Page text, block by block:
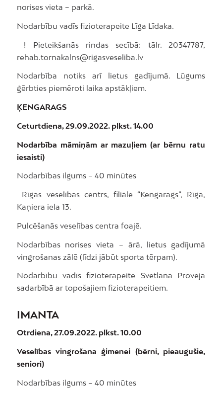
norises vieta – parkā.
Nodarbību vadīs fizioterapeite Līga Līdaka.
! Pieteikšanās rindas secībā: tālr. 20347787,
rehab.tornakalns@rigasveseliba.lv
Nodarbība notiks arī lietus gadījumā. Lūgums
ģērbties piemēroti laika apstākļiem.
ĶENGARAGS
Ceturtdiena, 29.09.2022. plkst. 14.00
Nodarbība māmiņām ar mazuļiem (ar bērnu ratu
iesaisti)
Nodarbības ilgums – 40 minūtes
Rīgas veselības centrs, filiāle “Ķengarags”, Rīga,
Kaņiera iela 13.
Pulcēšanās veselības centra foajē.
Nodarbības norises vieta – ārā, lietus gadījumā
vingrošanas zālē (līdzi jābūt sporta tērpam).
Nodarbību vadīs fizioterapeite Svetlana Proveja
sadarbībā ar topošajiem fizioterapeitiem.
IMANTA
Otrdiena, 27.09.2022. plkst. 10.00
Veselības vingrošana ģimenei (bērni, pieaugušie,
seniori)
Nodarbības ilgums – 40 minūtes